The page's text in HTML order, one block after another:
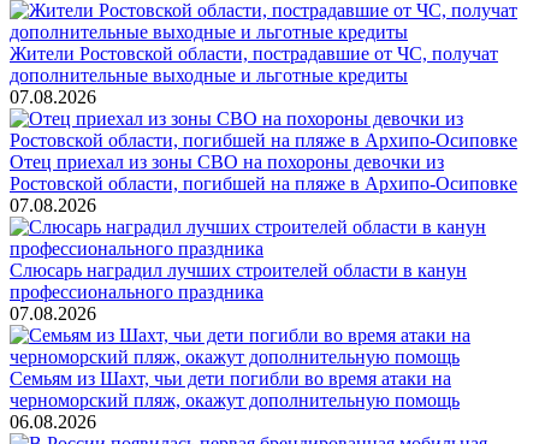
Жители Ростовской области, пострадавшие от ЧС, получат
дополнительные выходные и льготные кредиты
07.08.2026
Отец приехал из зоны СВО на похороны девочки из
Ростовской области, погибшей на пляже в Архипо-Осиповке
07.08.2026
Слюсарь наградил лучших строителей области в канун
профессионального праздника
07.08.2026
Семьям из Шахт, чьи дети погибли во время атаки на
черноморский пляж, окажут дополнительную помощь
06.08.2026